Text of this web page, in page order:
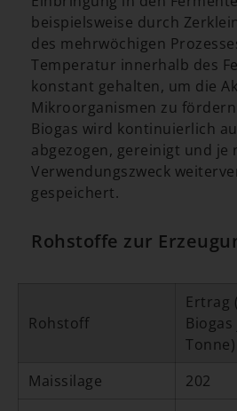
beispielsweise durch
des mehrwöchigen
Temperatur innerhalb des
konstant gehalten, um die
Mikroorganismen zu
Biogas wird kontinuierlich
abgezogen, gereinigt und je
Verwendungszweck
gespeichert.
Rohstoffe zur
Rohstoff
Ertrag
Biogas
Tonne)
Maissilage 202